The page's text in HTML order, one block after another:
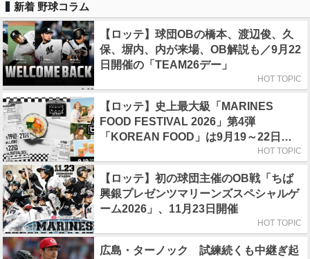
新着 野球コラム
【ロッテ】球団OBの橋本、渡辺俊、久
保、塀内、内が来場、OB解説も／9月22
日開催の「TEAM26デー」
HOT TOPIC
【ロッテ】史上最大級「MARINES
FOOD FESTIVAL 2026」第4弾
「KOREAN FOOD」は9月19～22日／
HOT TOPIC
【ロッテ】初の球団主催のOB戦「ちば
興銀プレゼンツマリーンズスペシャルゲ
ーム2026」、11月23日開催
HOT TOPIC
広島・ターノック 試練続くも中継ぎ起